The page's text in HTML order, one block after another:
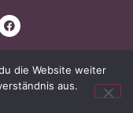
die Website weiter
aus.